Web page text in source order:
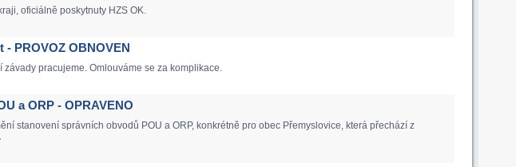
oficiálně poskytnuty HZS OK.
PROVOZ OBNOVEN
pracujeme. Omlouváme se za komplikace.
a ORP - OPRAVENO
stanovení správních obvodů POU a ORP, konkrétně pro obec Přemyslovice, která přechází z